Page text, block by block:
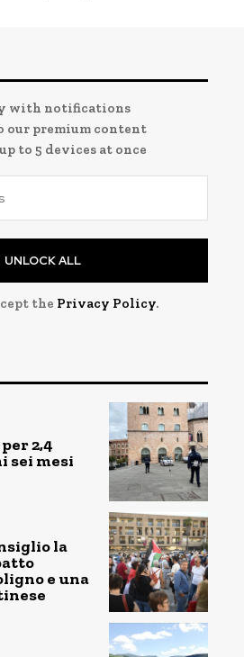
with notifications
our premium content
to 5 devices at once
UNLOCK ALL
the Privacy Policy.
2,4
sei mesi
la
e una